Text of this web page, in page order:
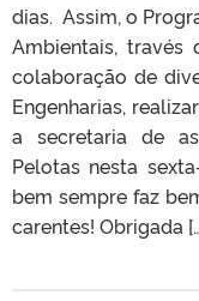
dias. Assim, o
Ambientais, través
colaboração de
Engenharias,
a secretaria de
Pelotas nesta
bem sempre faz
carentes! Obrigada